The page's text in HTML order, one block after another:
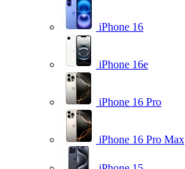
iPhone 16
iPhone 16e
iPhone 16 Pro
iPhone 16 Pro Max